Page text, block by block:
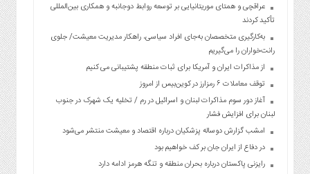
عراقچی و همتای موریتانیایی بر توسعه روابط دوجانبه و همکاری بین‌المللی
تأکید کردند
به‌کارگیری متخصصان به‌جای افراد سیاسی، راهکار مدیریت معیشت/ جلوی
رانت‌خواران را می‌گیریم
از مذاکرات ایران و آمریکا برای ثبات منطقه پشتیبانی می کنیم
توقف معاملات ۶ رمزارز در کوین‌بیس از امروز
آغاز دور سوم مذاکرات لبنان و اسرائیل در رم / تخلیه یک شهرک در جنوب
لبنان برای افزایش فشار
امشب گزارش دوساله پزشکیان درباره اقتصاد و معیشت منتشر می‌شود
در دفاع از ایران جان بر کف خواهیم بود
رایزنی پاکستان درباره بحران منطقه و تنگه هرمز ادامه دارد